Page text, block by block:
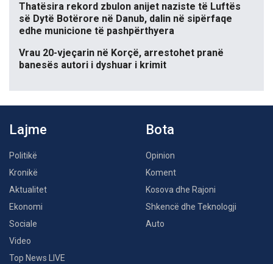
Thatësira rekord zbulon anijet naziste të Luftës
së Dytë Botërore në Danub, dalin në sipërfaqe
edhe municione të pashpërthyera
Vrau 20-vjeçarin në Korçë, arrestohet pranë
banesës autori i dyshuar i krimit
Lajme
Politikë
Kronikë
Aktualitet
Ekonomi
Sociale
Video
Top News LIVE
Bota
Opinion
Koment
Kosova dhe Rajoni
Shkencë dhe Teknologji
Auto